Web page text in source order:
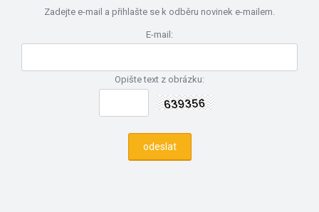
Zadejte e-mail a přihlašte se k odběru novinek e-mailem.
E-mail:
Opište text z obrázku: